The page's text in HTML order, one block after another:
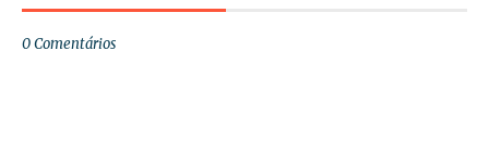
0 Comentários